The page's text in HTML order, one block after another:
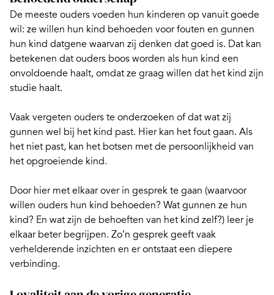
De meeste ouders voeden hun kinderen op vanuit goede
wil: ze willen hun kind behoeden voor fouten en gunnen
hun kind datgene waarvan zij denken dat goed is. Dat kan
betekenen dat ouders boos worden als hun kind een
onvoldoende haalt, omdat ze graag willen dat het kind zijn
studie haalt.
Vaak vergeten ouders te onderzoeken of dat wat zij
gunnen wel bij het kind past. Hier kan het fout gaan. Als
het niet past, kan het botsen met de persoonlijkheid van
het opgroeiende kind.
Door hier met elkaar over in gesprek te gaan (waarvoor
willen ouders hun kind behoeden? Wat gunnen ze hun
kind? En wat zijn de behoeften van het kind zelf?) leer je
elkaar beter begrijpen. Zo’n gesprek geeft vaak
verhelderende inzichten en er ontstaat een diepere
verbinding.